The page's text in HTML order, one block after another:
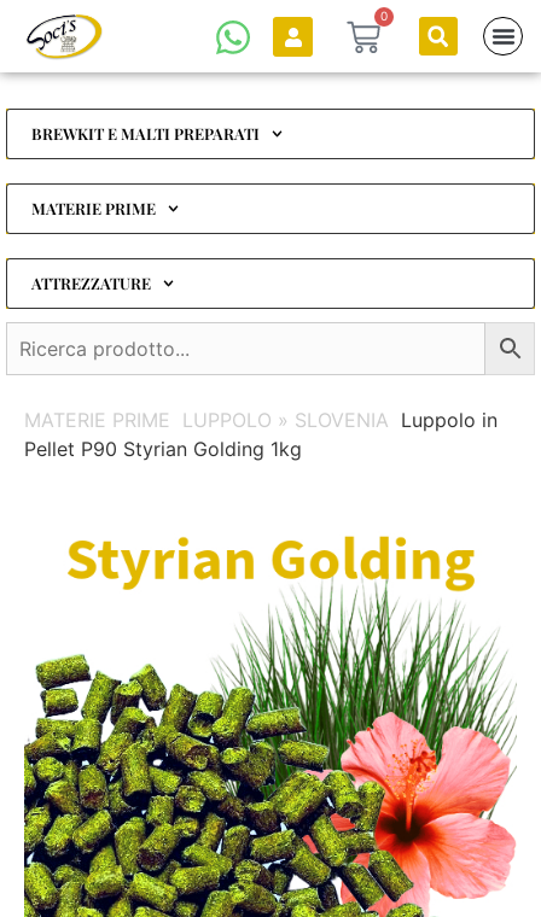
0
BREWKIT E MALTI PREPARATI
MATERIE PRIME
ATTREZZATURE
MATERIE PRIME LUPPOLO » SLOVENIA Luppolo in
Pellet P90 Styrian Golding 1kg